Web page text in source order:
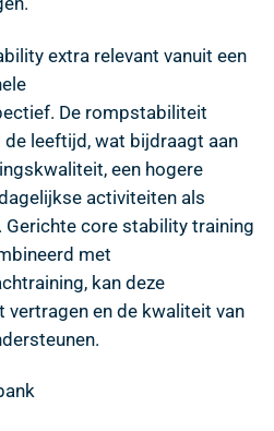
extra relevant vanuit een
De rompstabiliteit
leeftijd, wat bijdraagt aan
een hogere
activiteiten als
Gerichte core stability training
met
kan deze
en de kwaliteit van